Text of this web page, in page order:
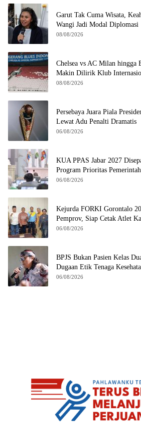
Garut Tak Cuma Wisata,
Wangi Jadi Modal Diplomasi
08/08/2026
Chelsea vs AC Milan hingga
Makin Dilirik Klub
08/08/2026
Persebaya Juara Piala
Lewat Adu Penalti Dramatis
06/08/2026
KUA PPAS Jabar 2027
Program Prioritas
06/08/2026
Kejurda FORKI Gorontalo
Pemprov, Siap Cetak Atlet
06/08/2026
BPJS Bukan Pasien Kelas
Dugaan Etik Tenaga
06/08/2026